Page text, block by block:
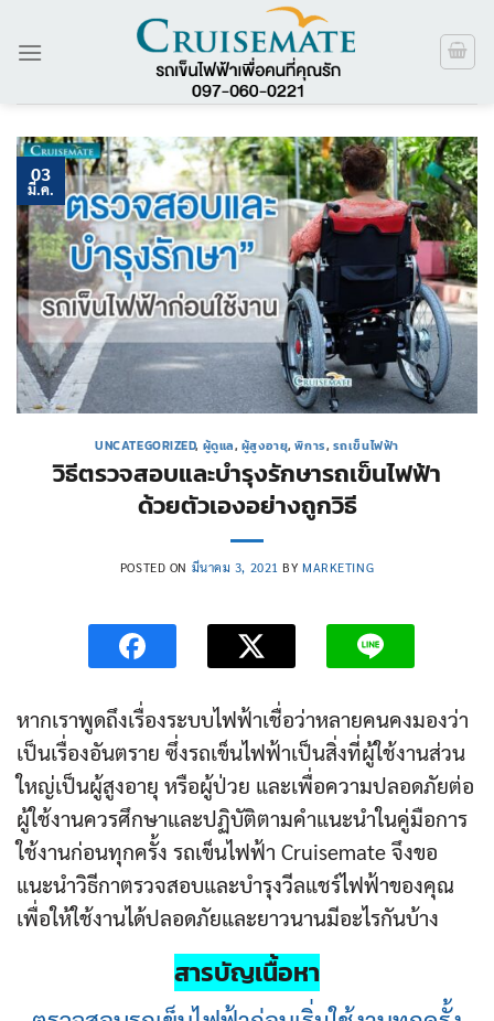
03
มี.ค.
UNCATEGORIZED, ผู้ดูแล, ผู้สูงอายุ,พิการ, รถเข็นไฟฟ้า
วิธีตรวจสอบและบำรุงรักษารถเข็นไฟฟ้า
ด้วยตัวเองอย่างถูกวิธี
POSTED ON มีนาคม 3, 2021 BY MARKETING
หากเราพูดถึงเรื่องระบบไฟฟ้าเชื่อว่าหลายคนคงมองว่า
เป็นเรื่องอันตราย ซึ่งรถเข็นไฟฟ้าเป็นสิ่งที่ผู้ใช้งานส่วน
ใหญ่เป็นผู้สูงอายุ หรือผู้ป่วย และเพื่อความปลอดภัยต่อ
ผู้ใช้งานควรศึกษาและปฏิบัติตามคำแนะนำในคู่มือการ
ใช้งานก่อนทุกครั้ง รถเข็นไฟฟ้า Cruisemate จึงขอ
แนะนำวิธีกาตรวจสอบและบำรุงวีลแชร์ไฟฟ้าของคุณ
เพื่อให้ใช้งานได้ปลอดภัยและยาวนานมีอะไรกันบ้าง
สารบัญเนื้อหา